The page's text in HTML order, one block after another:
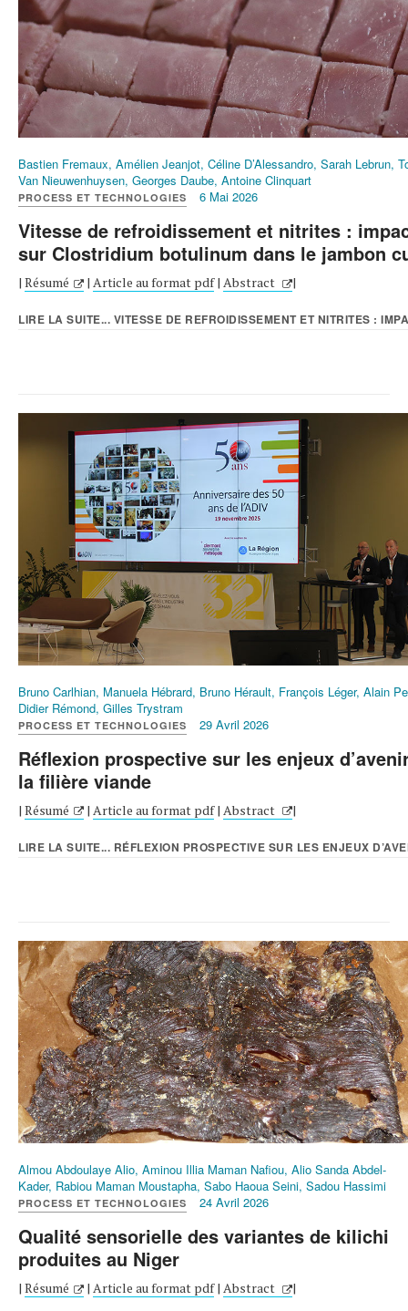
Bastien Fremaux, Amélien Jeanjot, Céline D’Alessandro, Sarah Lebrun,
Van Nieuwenhuysen, Georges Daube, Antoine Clinquart
PROCESS ET TECHNOLOGIES 6 Mai 2026
Vitesse de refroidissement et nitrites :
sur Clostridium botulinum dans le jambon
| Résumé | Article au format pdf| Abstract |
LIRE LA SUITE... VITESSE DE REFROIDISSEMENT ET NITRITES :
Bruno Carlhian, Manuela Hébrard, Bruno Hérault, François Léger, Alain
Didier Rémond, Gilles Trystram
PROCESS ET TECHNOLOGIES 29 Avril 2026
Réflexion prospective sur les enjeux
la filière viande
| Résumé | Article au format pdf| Abstract |
LIRE LA SUITE... RÉFLEXION PROSPECTIVE SUR LES ENJEUX
Almou Abdoulaye Alio, Aminou Illia Maman Nafiou, Alio Sanda Abdel-
Kader, Rabiou Maman Moustapha, Sabo Haoua Seini, Sadou Hassimi
PROCESS ET TECHNOLOGIES 24 Avril 2026
Qualité sensorielle des variantes de kilichi
produites au Niger
| Résumé | Article au format pdf| Abstract |